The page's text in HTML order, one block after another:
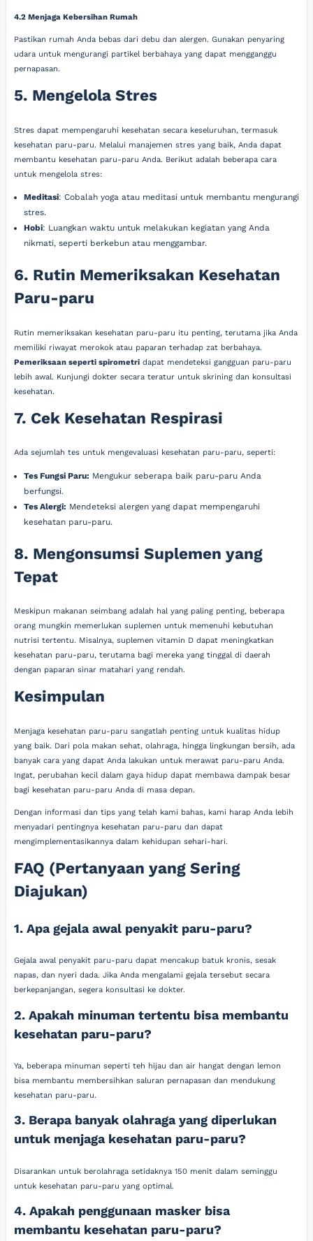
4.2 Menjaga Kebersihan Rumah
Pastikan rumah Anda bebas dari debu dan alergen. Gunakan penyaring
udara untuk mengurangi partikel berbahaya yang dapat mengganggu
pernapasan.
5. Mengelola Stres
Stres dapat mempengaruhi kesehatan secara keseluruhan, termasuk
kesehatan paru-paru. Melalui manajemen stres yang baik, Anda dapat
membantu kesehatan paru-paru Anda. Berikut adalah beberapa cara
untuk mengelola stres:
Meditasi: Cobalah yoga atau meditasi untuk membantu mengurangi
stres.
Hobi: Luangkan waktu untuk melakukan kegiatan yang Anda
nikmati, seperti berkebun atau menggambar.
6. Rutin Memeriksakan Kesehatan
Paru-paru
Rutin memeriksakan kesehatan paru-paru itu penting, terutama jika Anda
memiliki riwayat merokok atau paparan terhadap zat berbahaya.
Pemeriksaan seperti spirometri dapat mendeteksi gangguan paru-paru
lebih awal. Kunjungi dokter secara teratur untuk skrining dan konsultasi
kesehatan.
7. Cek Kesehatan Respirasi
Ada sejumlah tes untuk mengevaluasi kesehatan paru-paru, seperti:
Tes Fungsi Paru: Mengukur seberapa baik paru-paru Anda
berfungsi.
Tes Alergi: Mendeteksi alergen yang dapat mempengaruhi
kesehatan paru-paru.
8. Mengonsumsi Suplemen yang
Tepat
Meskipun makanan seimbang adalah hal yang paling penting, beberapa
orang mungkin memerlukan suplemen untuk memenuhi kebutuhan
nutrisi tertentu. Misalnya, suplemen vitamin D dapat meningkatkan
kesehatan paru-paru, terutama bagi mereka yang tinggal di daerah
dengan paparan sinar matahari yang rendah.
Kesimpulan
Menjaga kesehatan paru-paru sangatlah penting untuk kualitas hidup
yang baik. Dari pola makan sehat, olahraga, hingga lingkungan bersih, ada
banyak cara yang dapat Anda lakukan untuk merawat paru-paru Anda.
Ingat, perubahan kecil dalam gaya hidup dapat membawa dampak besar
bagi kesehatan paru-paru Anda di masa depan.
Dengan informasi dan tips yang telah kami bahas, kami harap Anda lebih
menyadari pentingnya kesehatan paru-paru dan dapat
mengimplementasikannya dalam kehidupan sehari-hari.
FAQ (Pertanyaan yang Sering
Diajukan)
1. Apa gejala awal penyakit paru-paru?
Gejala awal penyakit paru-paru dapat mencakup batuk kronis, sesak
napas, dan nyeri dada. Jika Anda mengalami gejala tersebut secara
berkepanjangan, segera konsultasi ke dokter.
2. Apakah minuman tertentu bisa membantu
kesehatan paru-paru?
Ya, beberapa minuman seperti teh hijau dan air hangat dengan lemon
bisa membantu membersihkan saluran pernapasan dan mendukung
kesehatan paru-paru.
3. Berapa banyak olahraga yang diperlukan
untuk menjaga kesehatan paru-paru?
Disarankan untuk berolahraga setidaknya 150 menit dalam seminggu
untuk kesehatan paru-paru yang optimal.
4. Apakah penggunaan masker bisa
membantu kesehatan paru-paru?